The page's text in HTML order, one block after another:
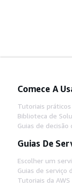
Comece A
Tutoriais práticos
Biblioteca de
Guias de decisão
Guias De
Escolher um
Guias de serviço
Tutoriais da AWS